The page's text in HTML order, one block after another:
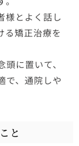
様とよく話し
る矯正治療を
に置いて、
で、通院しや
と